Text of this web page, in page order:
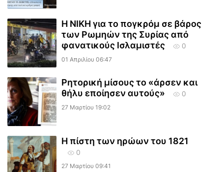
Η ΝΙΚΗ για το πογκρόμ σε βάρος
των Ρωμηών της Συρίας από
φανατικούς Ισλαμιστές
0
01 Απριλίου 06:47
Ρητορική μίσους το «άρσεν και
θήλυ εποίησεν αυτούς»
0
27 Μαρτίου 19:02
Η πίστη των ηρώων του 1821
0
27 Μαρτίου 09:41